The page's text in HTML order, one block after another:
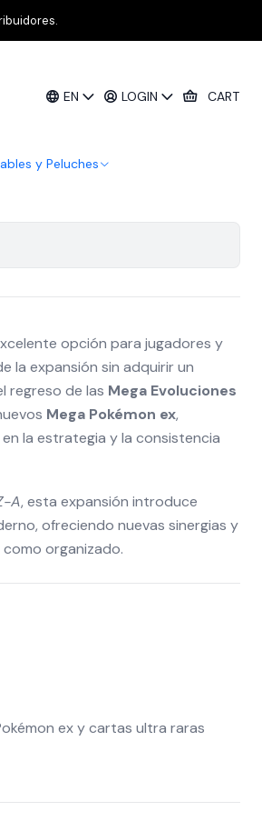
EN LOGIN CART
y Peluches
Order – Booster
opción para jugadores y
la expansión sin adquirir un
regreso de las Mega Evoluciones
Mega Pokémon ex,
la estrategia y la consistencia
A, esta expansión introduce
ofreciendo nuevas sinergias y
organizado.
ex y cartas ultra raras